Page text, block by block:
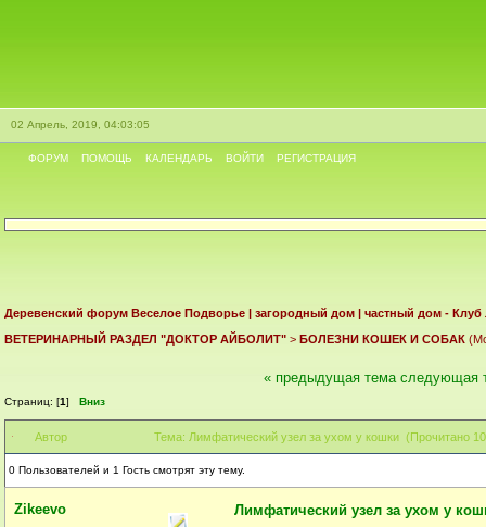
02 Апрель, 2019, 04:03:05
ФОРУМ ПОМОЩЬ КАЛЕНДАРЬ ВОЙТИ РЕГИСТРАЦИЯ
Деревенский форум Веселое Подворье | загородный дом | частный дом - Клуб
ВЕТЕРИНАРНЫЙ РАЗДЕЛ "ДОКТОР АЙБОЛИТ" > БОЛЕЗНИ КОШЕК И СОБАК
Страниц: [1] Вниз
« предыдущая тема следующая
Автор Тема: Лимфатический узел за ухом у кошки (Прочитано
0 Пользователей и 1 Гость смотрят эту тему.
Zikeevo Лимфатический узел за ухом у